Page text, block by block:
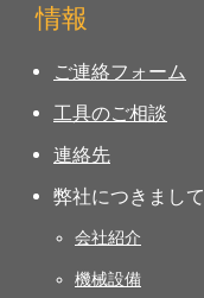
情報
ご連絡フォーム
工具のご相談
連絡先
弊社につきまして
会社紹介
機械設備